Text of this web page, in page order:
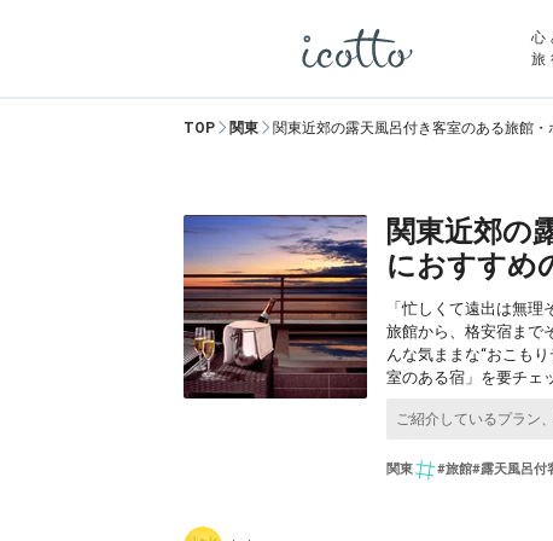
心
旅
TOP 関東 関東近郊の露天風呂付き客室のある旅館
関東近郊の
におすすめ
「忙しくて遠出は無
旅館から、格安宿まで
んな気ままな“おこも
室のある宿」を要チェ
関東 #旅館#露天風呂付